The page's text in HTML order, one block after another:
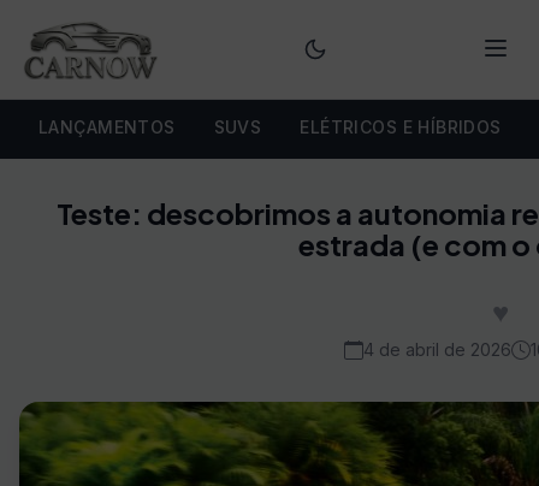
LANÇAMENTOS SUVS ELÉTRICOS E HÍBRIDOS
Teste: descobrimos a autonomia
estrada (e com
♥
4 de abril de 2026